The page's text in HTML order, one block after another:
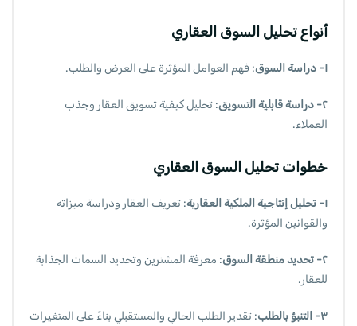
أنواع تحليل السوق العقاري
١- دراسة السوق : فهم العوامل المؤثرة على العرض والطلب.
٢- دراسة قابلية التسويق
: تحليل كيفية تسويق العقار وجذب
العملاء.
خطوات تحليل السوق العقاري
١- تحليل إنتاجية الملكية العقارية
: تعريف العقار ودراسة ميزاته
والقوانين المؤثرة.
٢- تحديد منطقة السوق
: معرفة المشترين وتحديد السمات الجذابة
للعقار.
٣- التنبؤ بالطلب
: تقدير الطلب الحالي والمستقبلي بناءً على المتغيرات